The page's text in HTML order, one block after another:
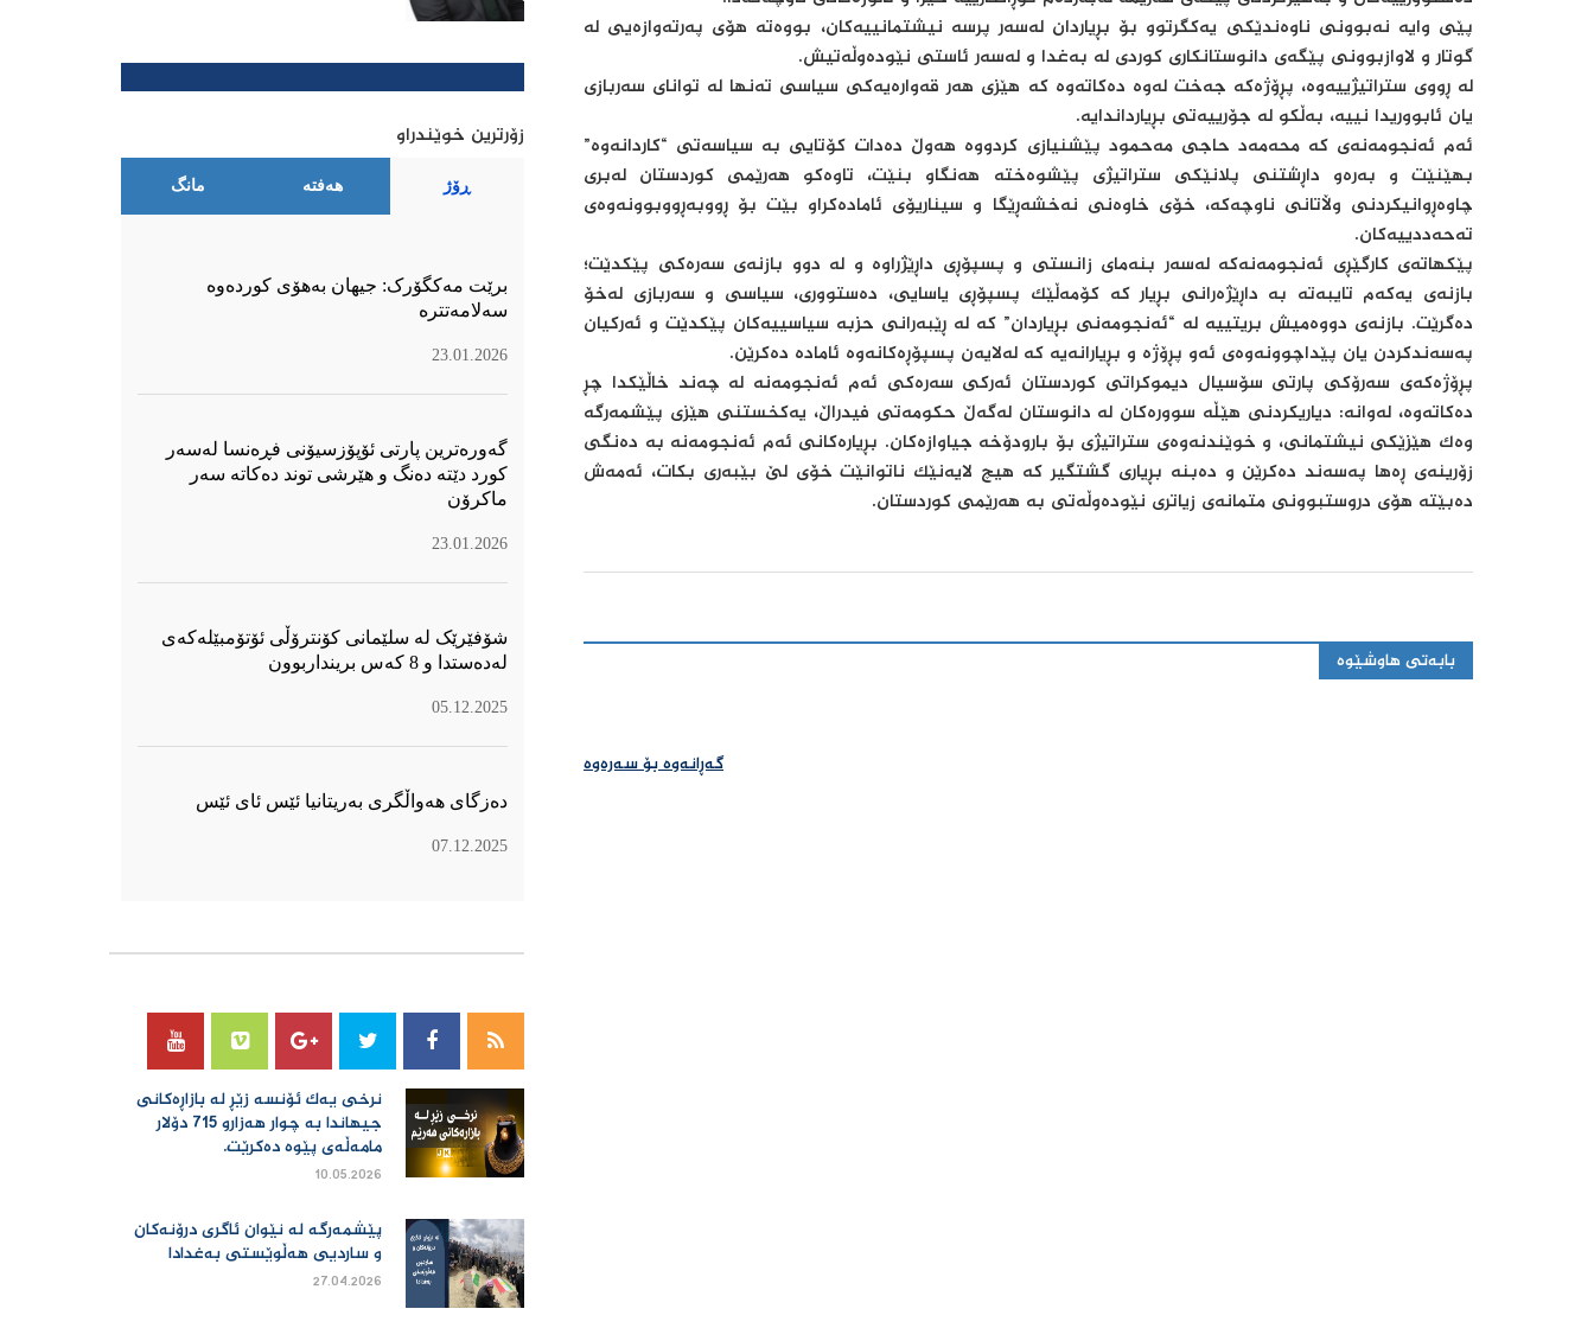
پێی وایە نەبوونی ناوەندێکی یەکگرتوو بۆ بڕیاردان لەسەر پرسە نیشتمانییەکان، بووەتە هۆی پەرتەوازەیی لە
گوتار و لاوازبوونی پێگەی دانوستانکاری کوردی لە بەغدا و لەسەر ئاستی نێودەوڵەتیش.
لە ڕووی ستراتیژییەوە، پڕۆژەکە جەخت لەوە دەکاتەوە کە هێزی هەر قەوارەیەکی سیاسی تەنها لە توانای سەربازی
یان ئابووریدا نییە، بەڵکو لە جۆرییەتی بڕیارداندایە.
ئەم ئەنجومەنەی کە محەمەد حاجی مەحمود پێشنیازی کردووە هەوڵ دەدات کۆتایی بە سیاسەتی “کاردانەوە”
بهێنێت و بەرەو داڕشتنی پلانێکی ستراتیژی پێشوەختە هەنگاو بنێت، تاوەکو هەرێمی کوردستان لەبری
چاوەڕوانیکردنی وڵاتانی ناوچەکە، خۆی خاوەنی نەخشەڕێگا و سیناریۆی ئامادەکراو بێت بۆ ڕووبەڕووبوونەوەی
تەحەددییەکان.
پێکهاتەی کارگێڕی ئەنجومەنەکە لەسەر بنەمای زانستی و پسپۆڕی داڕێژراوە و لە دوو بازنەی سەرەکی پێکدێت؛
بازنەی یەکەم تایبەتە بە داڕێژەرانی بڕیار کە کۆمەڵێک پسپۆڕی یاسایی، دەستووری، سیاسی و سەربازی لەخۆ
دەگرێت. بازنەی دووەمیش بریتییە لە “ئەنجومەنی بڕیاردان” کە لە ڕێبەرانی حزبە سیاسییەکان پێکدێت و ئەرکیان
پەسەندکردن یان پێداچوونەوەی ئەو پڕۆژە و بڕیارانەیە کە لەلایەن پسپۆڕەکانەوە ئامادە دەکرێن.
پڕۆژەکەی سەرۆکی پارتی سۆسیال دیموکراتی کوردستان ئەرکی سەرەکی ئەم ئەنجومەنە لە چەند خاڵێکدا چڕ
دەکاتەوە، لەوانە: دیاریکردنی هێڵە سوورەکان لە دانوستان لەگەڵ حکومەتی فیدراڵ، یەکخستنی هێزی پێشمەرگە
وەک هێزێکی نیشتمانی، و خوێندنەوەی ستراتیژی بۆ بارودۆخە جیاوازەکان. بڕیارەکانی ئەم ئەنجومەنە بە دەنگی
زۆرینەی ڕەها پەسەند دەکرێن و دەبنە بڕیاری گشتگیر کە هیچ لایەنێک ناتوانێت خۆی لێ بێبەری بکات، ئەمەش
دەبێتە هۆی دروستبوونی متمانەی زیاتری نێودەوڵەتی بە هەرێمی کوردستان.
بابەتی هاوشێوە
گەڕانەوە بۆ سەرەوە
زۆرترین خوێندراو
ڕۆژ هەفتە مانگ
برێت مەکگۆرک: جیهان بەهۆی کوردەوە
سەلامەتترە
23.01.2026
گەورەترین پارتی ئۆپۆزسیۆنی فڕەنسا لەسەر
كورد دێتە دەنگ و هێرشی توند دەكاتە سەر
ماكرۆن
23.01.2026
شۆفێرێک لە سلێمانی کۆنترۆڵی ئۆتۆمبێلەکەی
لەدەستدا و 8 کەس برینداربوون
05.12.2025
دەزگای هەواڵگری بەریتانیا ئێس ئای ئێس
07.12.2025
نرخی یەك ئۆنسە زێڕ لە بازاڕەكانی
جیهاندا بە چوار هەزارو 715 دۆلار
مامەڵەی پێوە دەكرێت.
10.05.2026
پێشمەرگە لە نێوان ئاگری درۆنەکان
و ساردیی هەڵوێستی بەغدادا
27.04.2026